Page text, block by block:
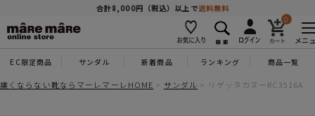
合計8,000円（税込）以上で送料無料
0
メニ
EC限定商品 サンダル 新着商品 ランキング 商品一覧
痛くならない靴ならマーレマーレHOME サンダル リゲッタカヌーRC3516A
商品を探す
人気ワード #コンフォート #パンプス #スニーカー #ブーツ